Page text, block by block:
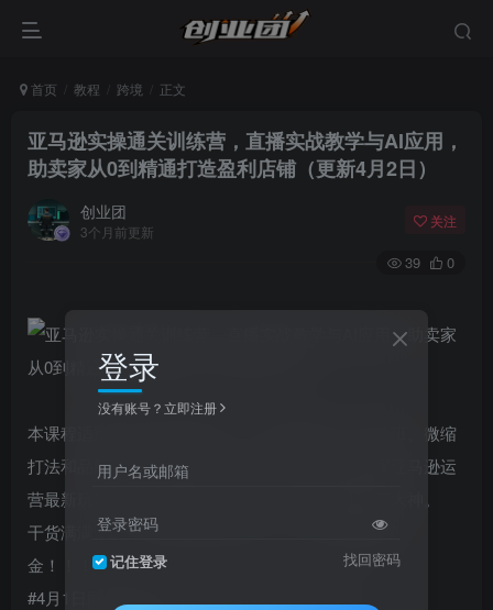
首页 教程 跨境 正文
亚马逊实操通关训练营，直播实战教学与AI应用，
助卖家从0到精通打造盈利店铺（更新4月2日）
创业团
3个月前更新
关注
39 0
本课程适用于所有跨境卖家，共包含基础班、进阶班、微缩
打法和品牌推广四大课程体系，从理论到实战掌握亚马逊运
营最新玩法，贴心助你从0-1、1-N转变晋升成运营大神。
干货满满，612节集直播实操视频，学完美滋滋賺美
金！！！！
#4月1日同步更新40-12-listing打造与产品上架
登录
没有账号？立即注册
用户名或邮箱
登录密码
记住登录 找回密码